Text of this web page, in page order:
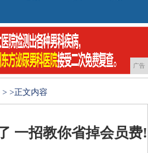
广告
> >正文内容
一招教你省掉会员费!